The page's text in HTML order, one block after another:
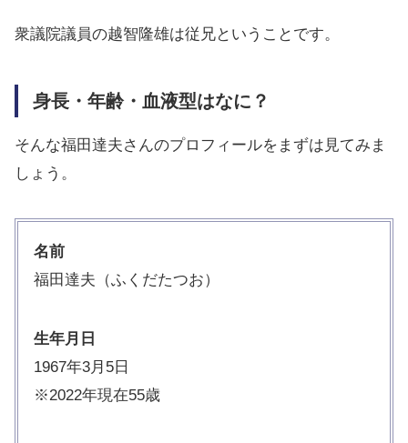
衆議院議員の越智隆雄は従兄ということです。
身長・年齢・血液型はなに？
そんな福田達夫さんのプロフィールをまずは見てみま
しょう。
名前
福田達夫（ふくだたつお）
生年月日
1967年3月5日
※2022年現在55歳